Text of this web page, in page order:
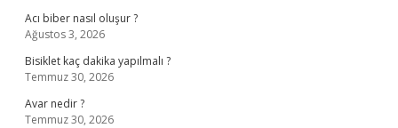
Acı biber nasıl oluşur ?
Ağustos 3, 2026
Bisiklet kaç dakika yapılmalı ?
Temmuz 30, 2026
Avar nedir ?
Temmuz 30, 2026